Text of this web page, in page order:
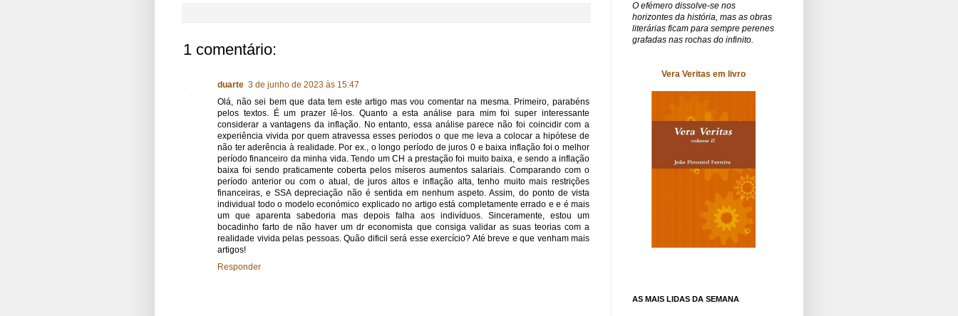
1 comentário:
duarte 3 de junho de 2023 às 15:47
Olá, não sei bem que data tem este artigo mas vou comentar na mesma. Primeiro, parabéns
pelos textos. É um prazer lê-los. Quanto a esta análise para mim foi super interessante
considerar a vantagens da inflação. No entanto, essa análise parece não foi coincidir com a
experiência vivida por quem atravessa esses periodos o que me leva a colocar a hipótese de
não ter aderência à realidade. Por ex., o longo período de juros 0 e baixa inflação foi o melhor
período financeiro da minha vida. Tendo um CH a prestação foi muito baixa, e sendo a inflação
baixa foi sendo praticamente coberta pelos míseros aumentos salariais. Comparando com o
período anterior ou com o atual, de juros altos e inflação alta, tenho muito mais restrições
financeiras, e SSA depreciação não é sentida em nenhum aspeto. Assim, do ponto de vista
individual todo o modelo económico explicado no artigo está completamente errado e e é mais
um que aparenta sabedoria mas depois falha aos indivíduos. Sinceramente, estou um
bocadinho farto de não haver um dr economista que consiga validar as suas teorias com a
realidade vivida pelas pessoas. Quão dificil será esse exercício? Até breve e que venham mais
artigos!
Responder
O efémero dissolve-se nos
horizontes da história, mas as obras
literárias ficam para sempre perenes
grafadas nas rochas do infinito.
Vera Veritas em livro
AS MAIS LIDAS DA SEMANA